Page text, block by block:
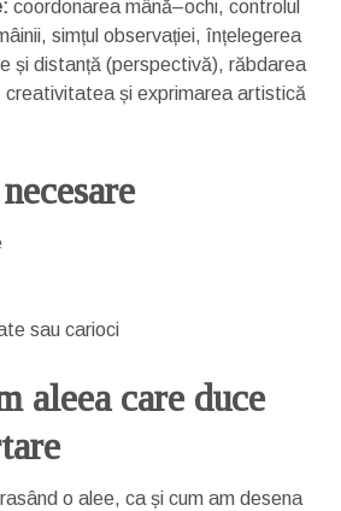
coordonarea mână–ochi, controlul
simțul observației, înțelegerea
și distanță (perspectivă), răbdarea
creativitatea și exprimarea artistică
sau carioci
aleea care duce
o alee, ca și cum am desena